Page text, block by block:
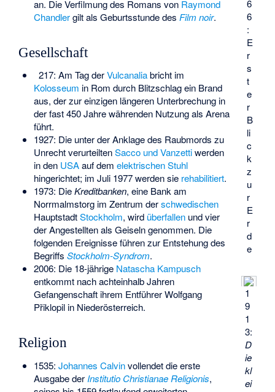
6
6
:
E
r
s
t
e
r
B
li
c
k
z
u
r
E
r
d
e
1
9
1
3:
D
ie
kl
ei
an. Die Verfilmung des Romans von Raymond
Chandlergilt als Geburtsstunde des Film noir.
Gesellschaft
217: Am Tag derVulcanaliabricht im
Kolosseum in Rom durch Blitzschlag ein Brand
aus, der zur einzigen längeren Unterbrechung in
der fast 450 Jahre währenden Nutzung als Arena
führt.
1927: Die unter der Anklage des Raubmords zu
Unrecht verurteiltenSacco und Vanzettiwerden
in den USAauf dem elektrischen Stuhl
hingerichtet; im Juli 1977 werden sie rehabilitiert.
1973: DieKreditbanken, eine Bank am
Norrmalmstorg im Zentrum derschwedischen
HauptstadtStockholm, wird überfallenund vier
der Angestellten als Geiseln genommen. Die
folgenden Ereignisse führen zur Entstehung des
Begriffs Stockholm-Syndrom.
2006: Die 18-jährige Natascha Kampusch
entkommt nach achteinhalb Jahren
Gefangenschaft ihrem Entführer Wolfgang
Přiklopil in Niederösterreich.
Religion
1535: Johannes Calvinvollendet die erste
Ausgabe der Institutio Christianae Religionis,